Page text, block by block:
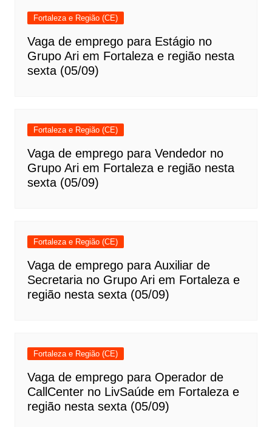
Fortaleza e Região (CE)
Vaga de emprego para Estágio no
Grupo Ari em Fortaleza e região nesta
sexta (05/09)
Fortaleza e Região (CE)
Vaga de emprego para Vendedor no
Grupo Ari em Fortaleza e região nesta
sexta (05/09)
Fortaleza e Região (CE)
Vaga de emprego para Auxiliar de
Secretaria no Grupo Ari em Fortaleza e
região nesta sexta (05/09)
Fortaleza e Região (CE)
Vaga de emprego para Operador de
CallCenter no LivSaúde em Fortaleza e
região nesta sexta (05/09)